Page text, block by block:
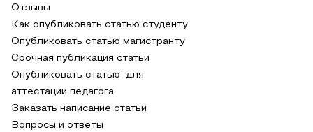
Отзывы
Как опубликовать статью студенту
Опубликовать статью магистранту
Срочная публикация статьи
Опубликовать статью для
аттестации педагога
Заказать написание статьи
Вопросы и ответы